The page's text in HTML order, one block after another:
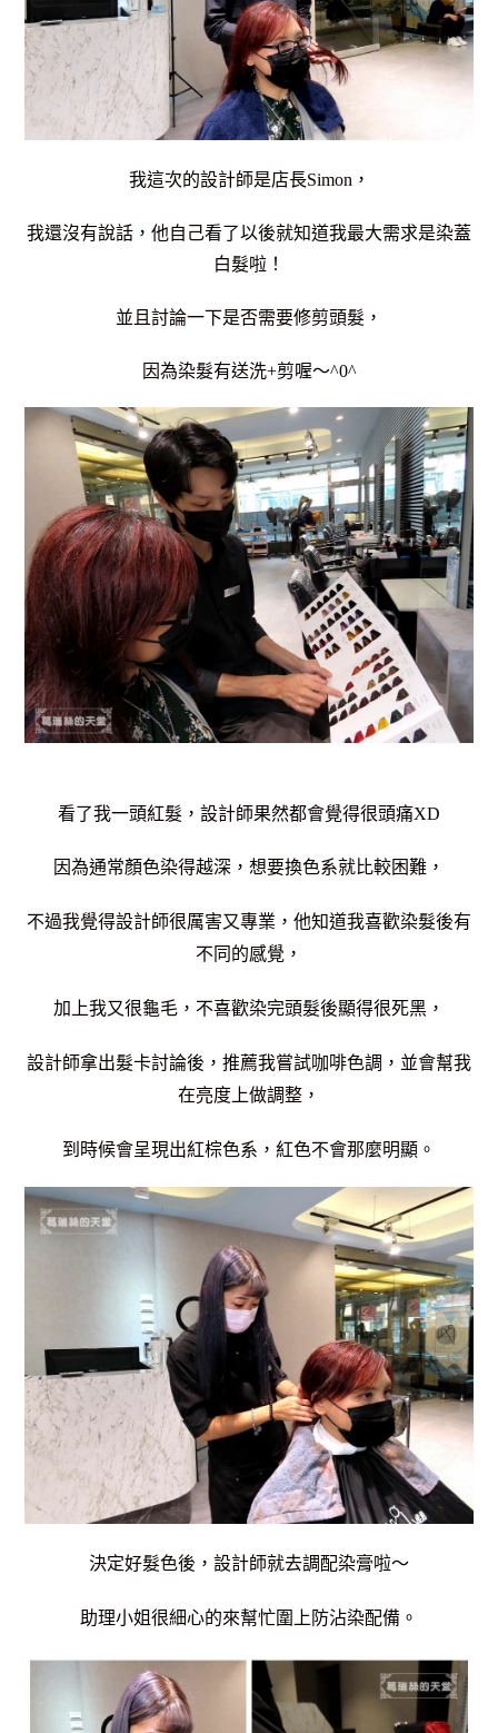
我這次的設計師是店長Simon，
我還沒有說話，他自己看了以後就知道我最大需求是染蓋
白髮啦！
並且討論一下是否需要修剪頭髮，
因為染髮有送洗+剪喔～^0^
看了我一頭紅髮， 設計師果然都會覺得很頭痛XD
因為通常顏色染得越深，想要換色系就比較困難，
不過我覺得設計師很厲害又專業，他知道我喜歡染髮後有
不同的感覺，
加上我又很龜毛，不喜歡染完頭髮後顯得很死黑，
設計師拿出髮卡討論後，推薦我嘗試咖啡色調，並會幫我
在亮度上做調整，
到時候會呈現出紅棕色系，紅色不會那麼明顯。
決定好髮色後，設計師就去調配染膏啦～
助理小姐很細心的來幫忙圍上防沾染配備。